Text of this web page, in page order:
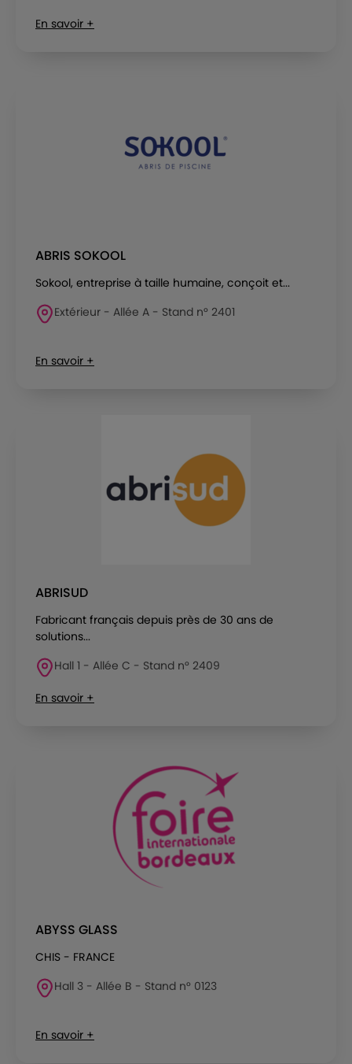
En savoir +
ABRIS SOKOOL
Sokool, entreprise à taille humaine, conçoit et...
Extérieur - Allée A - Stand n° 2401
En savoir +
ABRISUD
Fabricant français depuis près de 30 ans de
solutions...
Hall 1 - Allée C - Stand n° 2409
En savoir +
ABYSS GLASS
CHIS - FRANCE
Hall 3 - Allée B - Stand n° 0123
En savoir +